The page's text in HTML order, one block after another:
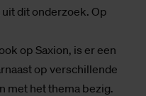
dit onderzoek. Op
op Saxion, is er een
op verschillende
met het thema bezig.